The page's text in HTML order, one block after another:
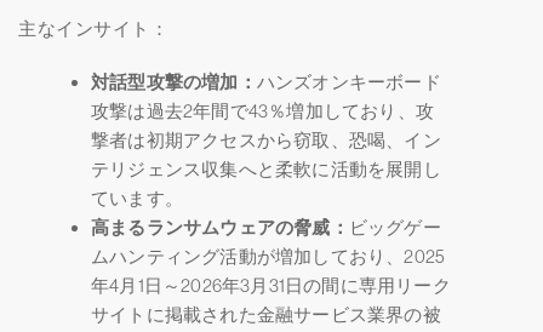
主なインサイト：
対話型攻撃の増加： ハンズオンキーボード
攻撃は過去2年間で43％増加しており、攻
撃者は初期アクセスから窃取、恐喝、イン
テリジェンス収集へと柔軟に活動を展開し
ています。
高まるランサムウェアの脅威： ビッグゲー
ムハンティング活動が増加しており、2025
年4月1日～2026年3月31日の間に専用リーク
サイトに掲載された金融サービス業界の被